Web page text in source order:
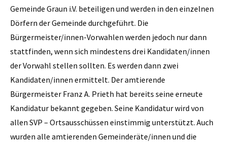
Gemeinde Graun i.V. beteiligen und werden in den einzelnen
Dörfern der Gemeinde durchgeführt. Die
Bürgermeister/innen-Vorwahlen werden jedoch nur dann
stattfinden, wenn sich mindestens drei Kandidaten/innen
der Vorwahl stellen sollten. Es werden dann zwei
Kandidaten/innen ermittelt. Der amtierende
Bürgermeister Franz A. Prieth hat bereits seine erneute
Kandidatur bekannt gegeben. Seine Kandidatur wird von
allen SVP – Ortsausschüssen einstimmig unterstützt. Auch
wurden alle amtierenden Gemeinderäte/innen und die